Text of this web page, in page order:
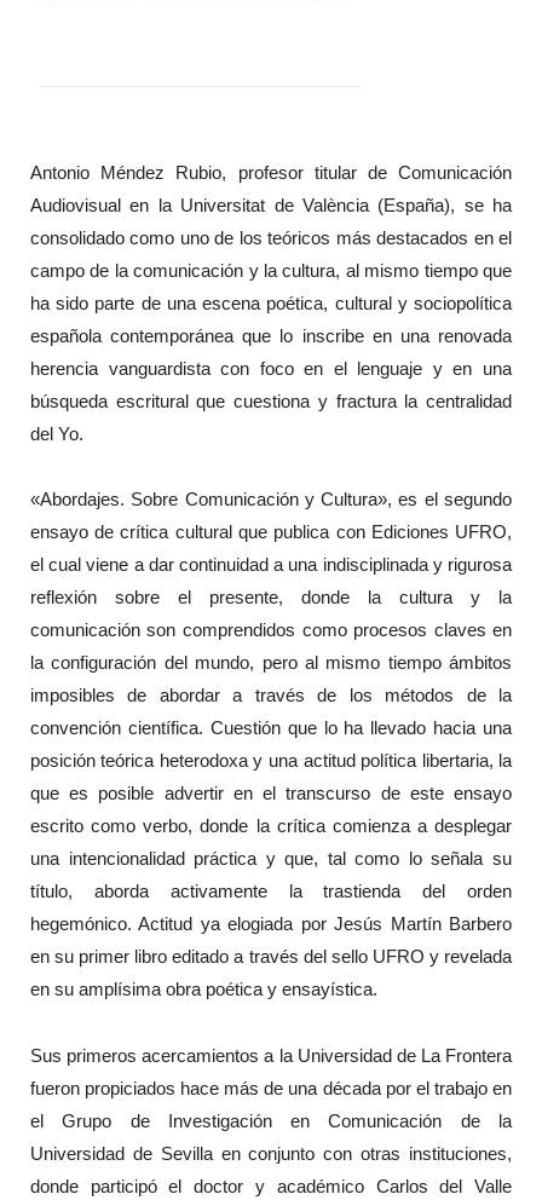
Antonio Méndez Rubio, profesor titular de Comunicación
Audiovisual en la Universitat de València (España), se ha
consolidado como uno de los teóricos más destacados en el
campo de la comunicación y la cultura, al mismo tiempo que
ha sido parte de una escena poética, cultural y sociopolítica
española contemporánea que lo inscribe en una renovada
herencia vanguardista con foco en el lenguaje y en una
búsqueda escritural que cuestiona y fractura la centralidad
del Yo.
«Abordajes. Sobre Comunicación y Cultura», es el segundo
ensayo de crítica cultural que publica con Ediciones UFRO,
el cual viene a dar continuidad a una indisciplinada y rigurosa
reflexión sobre el presente, donde la cultura y la
comunicación son comprendidos como procesos claves en
la configuración del mundo, pero al mismo tiempo ámbitos
imposibles de abordar a través de los métodos de la
convención científica. Cuestión que lo ha llevado hacia una
posición teórica heterodoxa y una actitud política libertaria, la
que es posible advertir en el transcurso de este ensayo
escrito como verbo, donde la crítica comienza a desplegar
una intencionalidad práctica y que, tal como lo señala su
título, aborda activamente la trastienda del orden
hegemónico. Actitud ya elogiada por Jesús Martín Barbero
en su primer libro editado a través del sello UFRO y revelada
en su amplísima obra poética y ensayística.
Sus primeros acercamientos a la Universidad de La Frontera
fueron propiciados hace más de una década por el trabajo en
el Grupo de Investigación en Comunicación de la
Universidad de Sevilla en conjunto con otras instituciones,
donde participó el doctor y académico Carlos del Valle